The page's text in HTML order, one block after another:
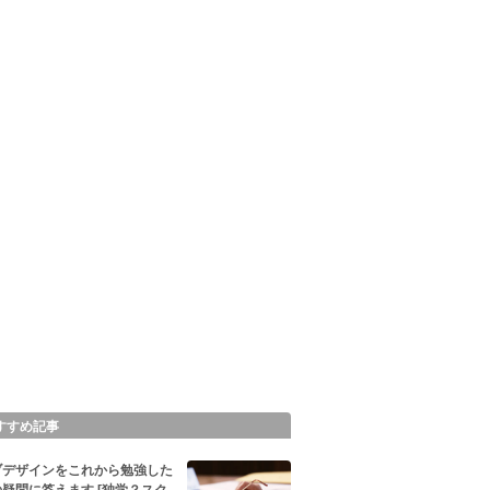
すめ記事
ザインをこれから勉強した